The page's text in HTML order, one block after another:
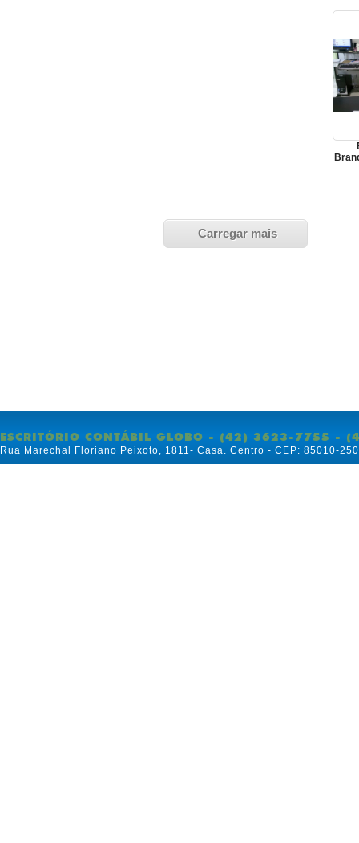
Carregar mais
ESCRITÓRIO CONTÁBIL GLOBO - (42) 3623-7755 -
Rua Marechal Floriano Peixoto, 1811- Casa. Centro - CEP: 85010-